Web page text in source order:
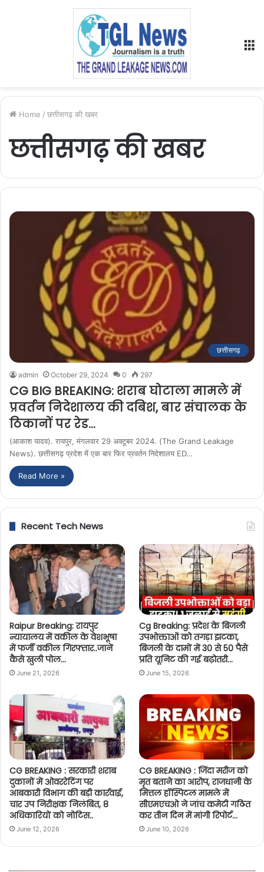
Home / छत्तीसगढ़ की खबर
छत्तीसगढ़ की खबर
छत्तीसगढ़
admin October 29, 2024 0 297
CG BIG BREAKING: शराब घोटाला मामले में
प्रवर्तन निदेशालय की दबिश, बार संचालक के
ठिकानों पर रेड…
(आकाश यादव). रायपुर, मंगलवार 29 अक्टूबर 2024. (The Grand Leakage
News). छत्तीसगढ़ प्रदेश में एक बार फिर प्रवर्तन निदेशालय ED…
Read More »
Recent Tech News
Raipur Breaking: रायपुर
न्यायालय में वकील के वेशभूषा
में फर्जी वकील गिरफ्तार..जानें
कैसे खुली पोल…
June 21, 2026
Cg Breaking: प्रदेश के बिजली
उपभोक्ताओं को तगड़ा झटका,
बिजली के दामों में 30 से 50 पैसे
प्रति यूनिट की गई बढ़ोतरी…
June 15, 2026
CG BREAKING : सरकारी शराब
दुकानों में ओवररेटिंग पर
आबकारी विभाग की बड़ी कार्रवाई,
चार उप निरीक्षक निलंबित, 8
अधिकारियों को नोटिस..
June 12, 2026
CG BREAKING : जिंदा मरीज को
मृत बताने का आरोप, राजधानी के
मित्तल हॉस्पिटल मामले में
सीएमएचओ ने जांच कमेटी गठित
कर तीन दिन में मांगी रिपोर्ट…
June 10, 2026